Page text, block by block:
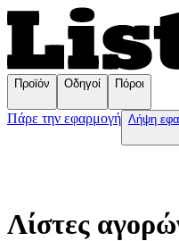
Προϊόν Οδηγοί Πόροι
Πάρε την εφαρμογή Λήψη
Λίστες